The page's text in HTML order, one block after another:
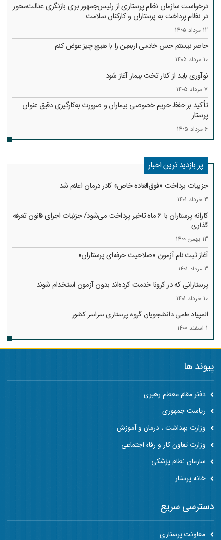
درخواست سازمان نظام پرستاری از رئیس‌جمهور برای بازنگری عدالت‌محور
در نظام پرداخت به پرستاران و کارکنان سلامت
12 مرداد 1405
حاضر نیستم حس خادمی اربعین را با هیچ چیز عوض کنم
10 مرداد 1405
نوآوری باید از کنار تخت بیمار آغاز شود
7 مرداد 1405
تأکید بر حفظ حریم خصوصی بیماران و ضرورت به‌کارگیری دقیق عنوان
پرستار
6 مرداد 1405
پر بازدید ترین اخبار
جزییات پرداخت «فوق‌العاده خاص» کادر درمان اعلام شد
3 خرداد 1401
کارانه‌ پرستاران با 6 ماه تاخیر پرداخت می‌شود/ جزئیات اجرای قانون تعرفه
گذاری
13 بهمن 1400
آغاز ثبت نام آزمون «صلاحیت حرفه‌ای پرستاران»
3 مرداد 1401
پرستارانی که در کرونا خدمت کرد‌ه‌اند بدون آزمون استخدام شوند
10 خرداد 1401
المپیاد علمی دانشجویان گروه پرستاری سراسر کشور
1 اسفند 1400
پیوند ها
دفتر مقام معظم رهبری
ریاست جمهوری
وزارت بهداشت ، درمان و آموزش
وزارت تعاون کار و رفاه اجتماعی
سازمان نظام پزشکی
خانه پرستار
دسترسی سریع
معاونت پرستاری